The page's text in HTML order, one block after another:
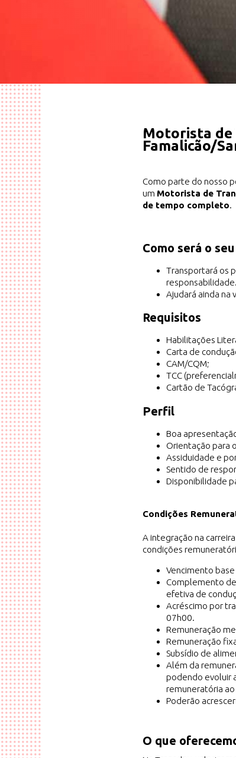
Motorista de
Famalicão/
Como parte do nosso
um Motorista de
de tempo completo.
Como será o
Transportará os
responsabilidade.
Ajudará ainda na
Requisitos
Habilitações
Carta de
CAM/CQM;
TCC
Cartão de
Perfil
Boa
Orientação para
Assiduidade e
Sentido de
Disponibilidade
Condições
A integração na
condições
Vencimento
Complemento
efetiva de
Acréscimo por
07h00.
Remuneração
Remuneração
Subsídio de
Além da
podendo evoluir
remuneratória
Poderão
O que